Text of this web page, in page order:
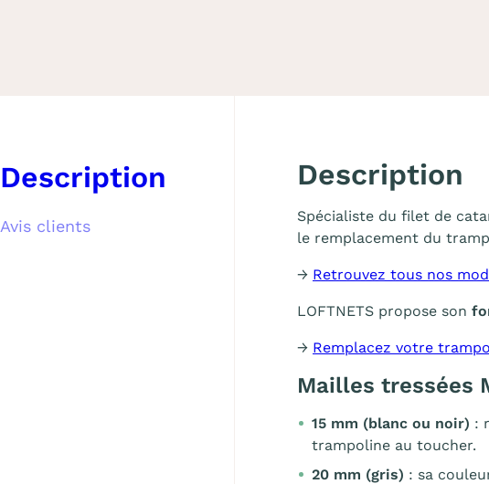
Description
Avis clients
Description
Spécialiste du filet de
le remplacement du
→ Retrouvez tous nos
LOFTNETS propose son
→ Remplacez votre
Mailles tressées
15 mm (blanc ou noir) :
trampoline au toucher.
20 mm (gris) : sa